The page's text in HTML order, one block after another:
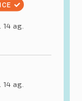
ag.
ag.